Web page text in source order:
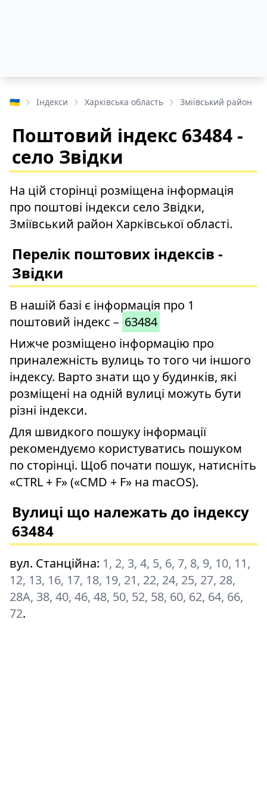
🇺🇦 Індекси Харківська область Зміївський район
Поштовий індекс 63484 -
село Звідки
На цій сторінці розміщена інформація
про поштові індекси село Звідки,
Зміївський район Харківської області.
Перелік поштових індексів -
Звідки
В нашій базі є інформація про 1
поштовий індекс – 63484
Нижче розміщено інформацію про
приналежність вулиць то того чи іншого
індексу. Варто знати що у будинків, які
розміщені на одній вулиці можуть бути
різні індекси.
Для швидкого пошуку інформації
рекомендуємо користуватись пошуком
по сторінці. Щоб почати пошук, натисніть
«CTRL + F» («CMD + F» на macOS).
Вулиці що належать до індексу
63484
вул. Станційна: 1, 2, 3, 4, 5, 6, 7, 8, 9, 10, 11,
12, 13, 16, 17, 18, 19, 21, 22, 24, 25, 27, 28,
28A, 38, 40, 46, 48, 50, 52, 58, 60, 62, 64, 66,
72.